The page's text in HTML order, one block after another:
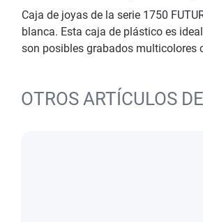
Caja de joyas de la serie 1750
blanca. Esta caja de plástico es
son posibles grabados multicolores
OTROS ARTÍCULOS